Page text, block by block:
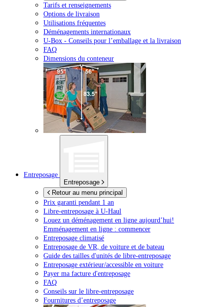
Tarifs et renseignements
Options de livraison
Utilisations fréquentes
Déménagements internationaux
U-Box - Conseils pour l’emballage et la livraison
FAQ
Dimensions du conteneur
Entreposage
Entreposage
Retour au menu principal
Prix garanti pendant 1 an
Libre-entreposage à U-Haul
Louez un déménagement en ligne aujourd’hui!
Emménagement en ligne : commencer
Entreposage climatisé
Entreposage de VR, de voiture et de bateau
Guide des tailles d'unités de libre-entreposage
Entreposage extérieur/accessible en voiture
Payer ma facture d'entreposage
FAQ
Conseils sur le libre-entreposage
Fournitures d’entreposage